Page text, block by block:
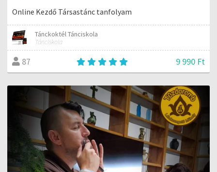
Online Kezdő Társastánc tanfolyam
Tánckoktél Tánciskola
Tánciskola
87 9 990 Ft